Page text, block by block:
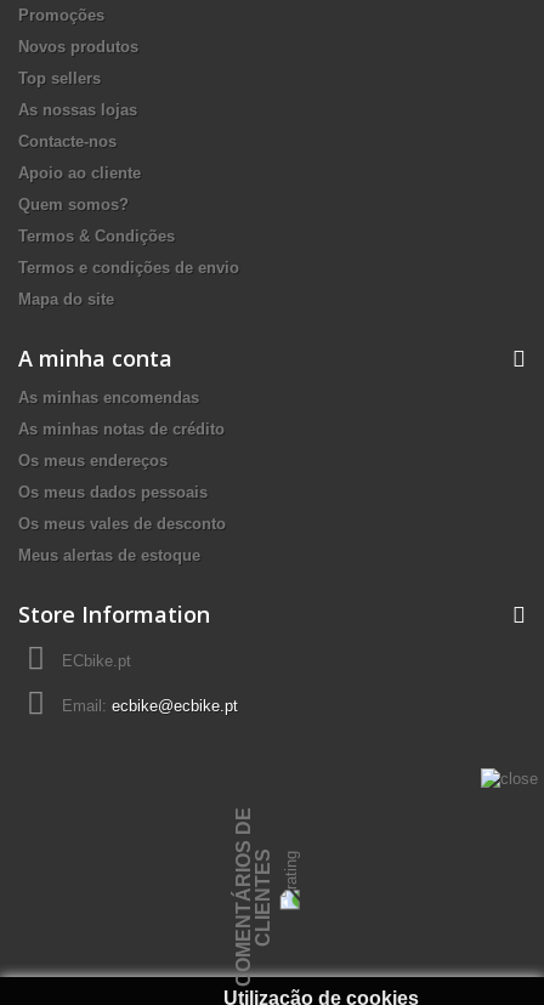
Promoções
Novos produtos
Top sellers
As nossas lojas
Contacte-nos
Apoio ao cliente
Quem somos?
Termos & Condições
Termos e condições de envio
Mapa do site
A minha conta
As minhas encomendas
As minhas notas de crédito
Os meus endereços
Os meus dados pessoais
Os meus vales de desconto
Meus alertas de estoque
Store Information
ECbike.pt
Email: ecbike@ecbike.pt
Utilização de cookies
C
O
M
E
N
T
Á
R
I
O
S
D
E
C
L
I
E
N
T
ES